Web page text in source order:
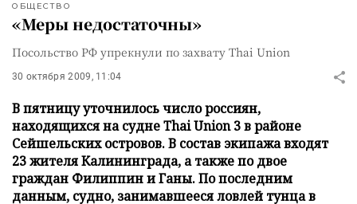
ОБЩЕСТВО
«Меры недостаточны»
Посольство РФ упрекнули по захвату Thai Union
30 октября 2009, 11:04
В пятницу уточнилось число россиян,
находящихся на судне Thai Union 3 в районе
Сейшельских островов. В состав экипажа входят
23 жителя Калининграда, а также по двое
граждан Филиппин и Ганы. По последним
данным, судно, занимавшееся ловлей тунца в